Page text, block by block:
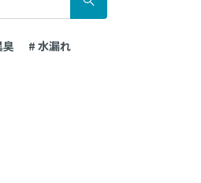
# 水漏れ